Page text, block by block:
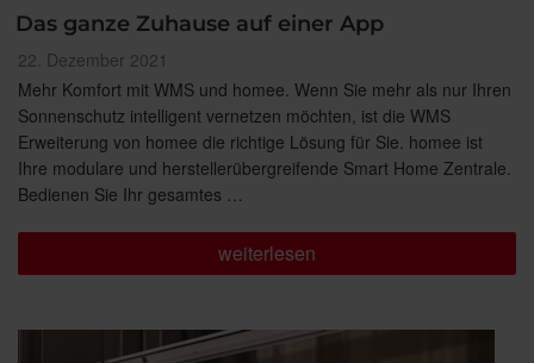
Das ganze Zuhause auf einer App
Veröffentlicht
am
22. Dezember 2021
Mehr Komfort mit WMS und homee. Wenn Sie mehr als nur Ihren
Sonnenschutz intelligent vernetzen möchten, ist die WMS
Erweiterung von homee die richtige Lösung für Sie. homee ist
Ihre modulare und herstellerübergreifende Smart Home Zentrale.
Bedienen Sie Ihr gesamtes …
„Das
ganze
einer
App“
weiterlesen